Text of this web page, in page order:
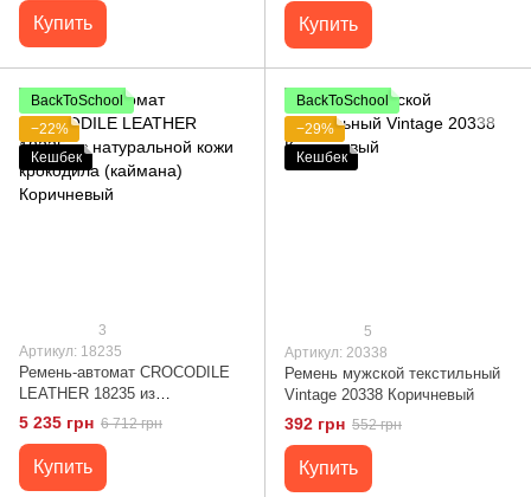
Купить Купить
BackToSchool
−22%
Кешбек
3
Артикул: 18235
Ремень-автомат CROCODILE
LEATHER 18235 из
натуральной кожи крокодила
(каймана) Коричневый
5 235 грн 6 712 грн
Купить
BackToSchool
−29%
Кешбек
5
Артикул: 20338
Ремень мужской текстильный
Vintage 20338 Коричневый
392 грн 552 грн
Купить